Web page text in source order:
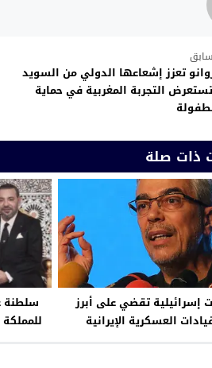
تعزز إشعاعها الدولي من السويد
التجربة المغربية في حماية
ذات صلة
إسرائيلية تقضي على أبرز
العسكرية الإيرانية
سلطنة